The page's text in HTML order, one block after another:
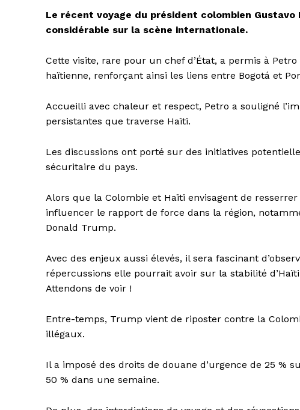
Le récent voyage du président colombien
considérable sur la scène internationale.
Cette visite, rare pour un chef d’État, a permis à
haïtienne, renforçant ainsi les liens entre Bogotá et
Accueilli avec chaleur et respect, Petro a souligné
persistantes que traverse Haïti.
Les discussions ont porté sur des initiatives
sécuritaire du pays.
Alors que la Colombie et Haïti envisagent de
influencer le rapport de force dans la région,
Donald Trump.
Avec des enjeux aussi élevés, il sera fascinant
répercussions elle pourrait avoir sur la stabilité
Attendons de voir !
Entre-temps, Trump vient de riposter contre la
illégaux.
Il a imposé des droits de douane d’urgence de 25 %
50 % dans une semaine.